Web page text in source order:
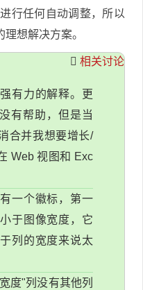
行任何自动调整，所以
想解决方案。
相关讨论
有力的解释。更
有帮助，但是当
合并我想要增长/
Web 视图和 Exc
一个徽标，第一
于图像宽度，它
列的宽度来说太
度"列没有其他列